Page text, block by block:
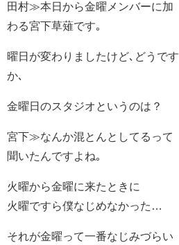
田村≫本日から金曜メンバーに加
わる宮下草薙です｡
曜日が変わりましたけど､どうです
か､
金曜日のスタジオというのは？
宮下≫なんか混とんとしてるって
聞いたんですよね｡
火曜から金曜に来たときに
火曜ですら僕なじめなかった…
それが金曜って一番なじみづらい